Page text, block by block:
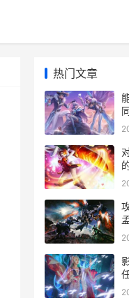
热门文章